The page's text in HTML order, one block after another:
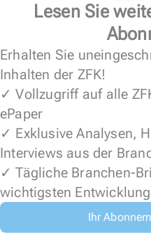
Lesen Sie
Erhalten Sie
Inhalten der ZFK!
✓ Vollzugriff auf alle
ePaper
✓ Exklusive Analysen,
Interviews aus der
✓ Tägliche Branchen-
wichtigsten
Ihr